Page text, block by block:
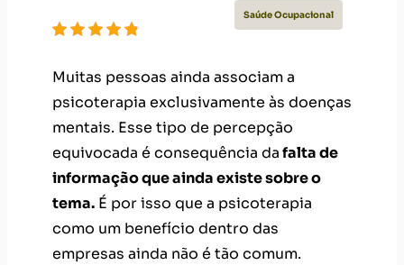
Saúde Ocupacional
Muitas pessoas ainda associam a
psicoterapia exclusivamente às doenças
mentais. Esse tipo de percepção
equivocada é consequência dafalta de
informação que ainda existe sobre o
tema. É por isso que a psicoterapia
como um benefício dentro das
empresas ainda não é tão comum.